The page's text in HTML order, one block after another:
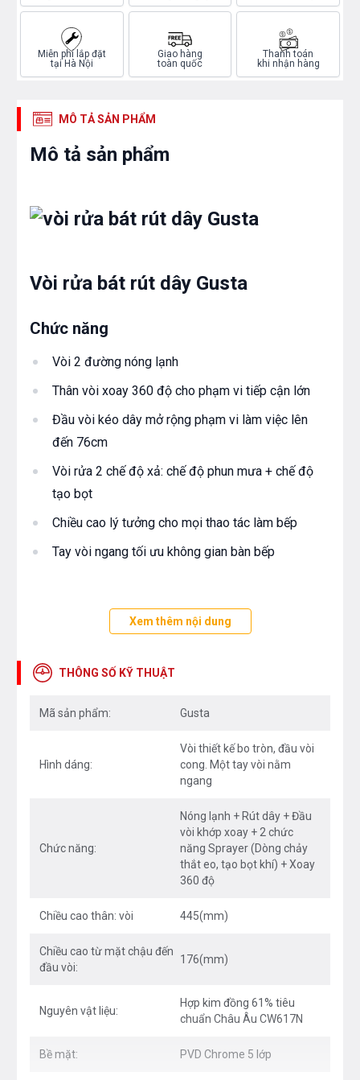
Miễn phí lắp đặt
tại Hà Nội
Giao hàng
toàn quốc
Thanh toán
khi nhận hàng
MÔ TẢ SẢN PHẨM
Mô tả sản phẩm
Vòi rửa bát rút dây Gusta
Chức năng
Vòi 2 đường nóng lạnh
Thân vòi xoay 360 độ cho phạm vi tiếp cận lớn
Đầu vòi kéo dây mở rộng phạm vi làm việc lên
đến 76cm
Vòi rửa 2 chế độ xả: chế độ phun mưa + chế độ
tạo bọt
Chiều cao lý tưởng cho mọi thao tác làm bếp
Tay vòi ngang tối ưu không gian bàn bếp
Tiết kiệm 40% nước với Công nghệ Airpower
Bề mặt mạ sáng bóng bền lâu, chống bám vân tay
An toàn cho sức khỏe với lõi hợp kim Đồng 61%
Độ bền lên đến 500.000 lần đóng mở với lõi trộn
nóng lạnh SEDAL Tây Ban Nha
Dây cấp nóng lạnh, dây kéo, chân kết nối nhanh
thương hiệu NEOPERL Thụy Sỹ chống xoắn, chịu
nhiệt tối đa đạt tiêu chuẩn NSF
Bảo hành chính hãng 5 (năm)
Xem thêm nội dung
THÔNG SỐ KỸ THUẬT
Mã sản phẩm: Gusta
Hình dáng:
Vòi thiết kế bo tròn, đầu vòi
cong. Một tay vòi nằm
ngang
Chức năng:
Nóng lạnh + Rút dây + Đầu
vòi khớp xoay + 2 chức
năng Sprayer (Dòng chảy
thắt eo, tạo bọt khí) + Xoay
360 độ
Chiều cao thân: vòi 445(mm)
Chiều cao từ mặt chậu đến
đầu vòi:
176(mm)
Nguyên vật liệu:
Hợp kim đồng 61% tiêu
chuẩn Châu Âu CW617N
Bề mặt: PVD Chrome 5 lớp